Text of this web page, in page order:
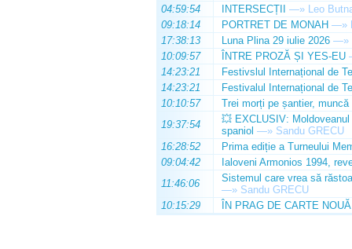
04:59:54
INTERSECȚII —» Leo
09:18:14
PORTRET DE MONAH —»
17:38:13
Luna Plina 29 iulie 2026 —»
10:09:57
ÎNTRE PROZĂ ȘI YES-EU
14:23:21
Festivslul Internațional de
14:23:21
Festivalul Internațional de
10:10:57
Trei morți pe șantier, muncă
19:37:54
💥 EXCLUSIV:
spaniol —» Sandu GRECU
16:28:52
Prima ediție a Turneului
09:04:42
Ialoveni Armonios 1994,
11:46:06
Sistemul care vrea să
—» Sandu GRECU
10:15:29
ÎN PRAG DE CARTE NOUĂ